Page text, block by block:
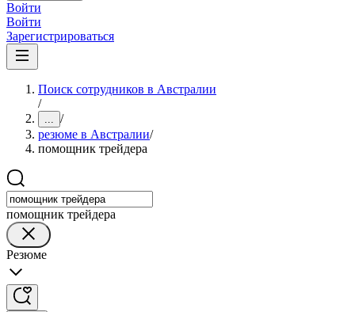
Войти
Войти
Зарегистрироваться
Поиск сотрудников в Австралии
/
... /
резюме в Австралии/
помощник трейдера
помощник трейдера
Резюме